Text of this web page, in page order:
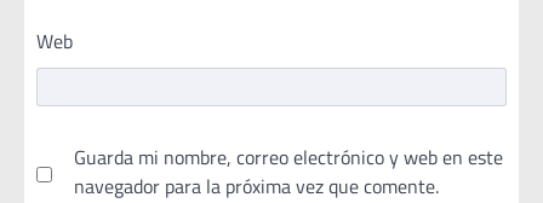
Web
Guarda mi nombre, correo electrónico y web en este
navegador para la próxima vez que comente.